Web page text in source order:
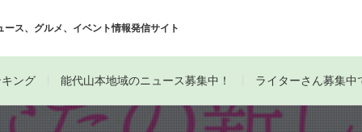
ス、グルメ、イベント情報発信サイト
ング 能代山本地域のニュース募集中！ ライターさん募集中